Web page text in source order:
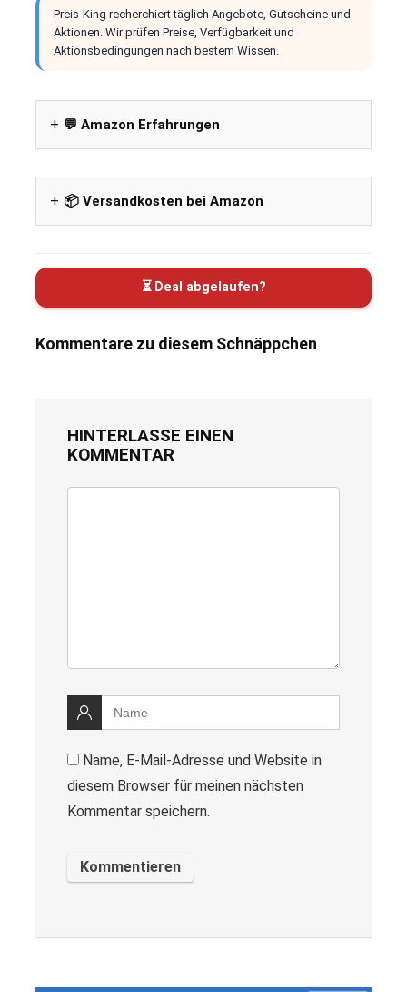
Preis-King recherchiert täglich Angebote, Gutscheine und
Aktionen. Wir prüfen Preise, Verfügbarkeit und
Aktionsbedingungen nach bestem Wissen.
💬 Amazon Erfahrungen
📦 Versandkosten bei Amazon
⏳ Deal abgelaufen?
Kommentare zu diesem Schnäppchen
HINTERLASSE EINEN
KOMMENTAR
Name, E-Mail-Adresse und Website in
diesem Browser für meinen nächsten
Kommentar speichern.